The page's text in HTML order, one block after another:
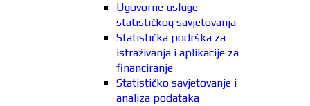
Ugovorne usluge
statističkog savjetovanja
Statistička podrška za
istraživanja i aplikacije za
financiranje
Statističko savjetovanje i
analiza podataka